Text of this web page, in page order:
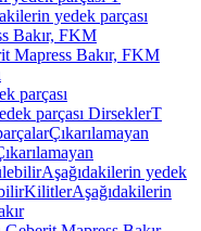
yedek parçası
Bakır, FKM
Mapress Bakır, FKM
parçası
parçası DirseklerT
Çıkarılamayan
Aşağıdakilerin yedek
KilitlerAşağıdakilerin